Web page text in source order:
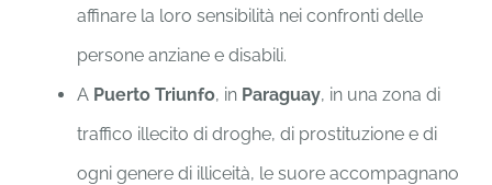
affinare la loro sensibilità nei confronti delle
persone anziane e disabili.
A Puerto Triunfo, in Paraguay, in una zona di
traffico illecito di droghe, di prostituzione e di
ogni genere di illiceità, le suore accompagnano